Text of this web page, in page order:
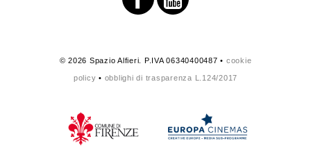
© 2026 Spazio Alfieri. P.IVA 06340400487 • cookie
policy • obblighi di trasparenza L.124/2017